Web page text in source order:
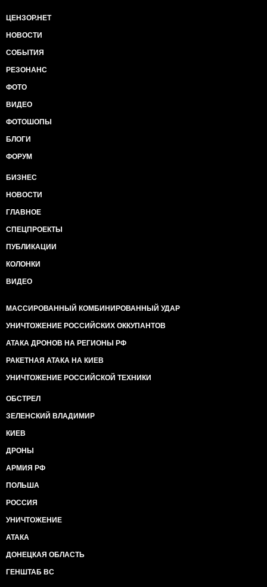
ЦЕНЗОР.НЕТ
НОВОСТИ
СОБЫТИЯ
РЕЗОНАНС
ФОТО
ВИДЕО
ФОТОШОПЫ
БЛОГИ
ФОРУМ
БИЗНЕС
НОВОСТИ
ГЛАВНОЕ
СПЕЦПРОЕКТЫ
ПУБЛИКАЦИИ
КОЛОНКИ
ВИДЕО
МАССИРОВАННЫЙ КОМБИНИРОВАННЫЙ УДАР
УНИЧТОЖЕНИЕ РОССИЙСКИХ ОККУПАНТОВ
АТАКА ДРОНОВ НА РЕГИОНЫ РФ
РАКЕТНАЯ АТАКА НА КИЕВ
УНИЧТОЖЕНИЕ РОССИЙСКОЙ ТЕХНИКИ
ОБСТРЕЛ
ЗЕЛЕНСКИЙ ВЛАДИМИР
КИЕВ
ДРОНЫ
АРМИЯ РФ
ПОЛЬША
РОССИЯ
УНИЧТОЖЕНИЕ
АТАКА
ДОНЕЦКАЯ ОБЛАСТЬ
ГЕНШТАБ ВС